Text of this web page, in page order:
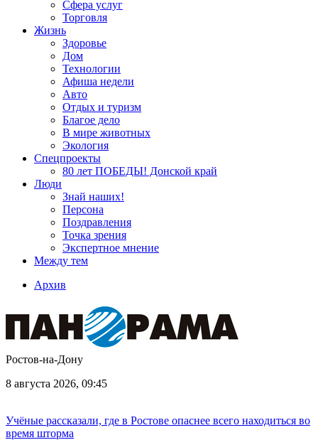
Сфера услуг
Торговля
Жизнь
Здоровье
Дом
Технологии
Афиша недели
Авто
Отдых и туризм
Благое дело
В мире животных
Экология
Спецпроекты
80 лет ПОБЕДЫ! Донской край
Люди
Знай наших!
Персона
Поздравления
Точка зрения
Экспертное мнение
Между тем
Архив
Ростов-на-Дону
8 августа 2026, 09:45
Учёные рассказали, где в Ростове опаснее всего находиться во
время шторма